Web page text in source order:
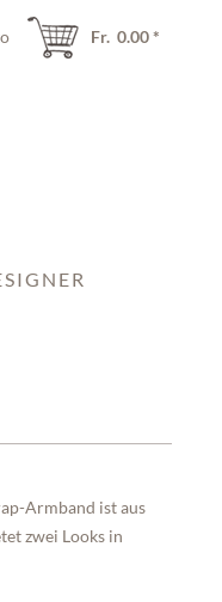
Fr. 0.00 *
Armband ist aus
zwei Looks in